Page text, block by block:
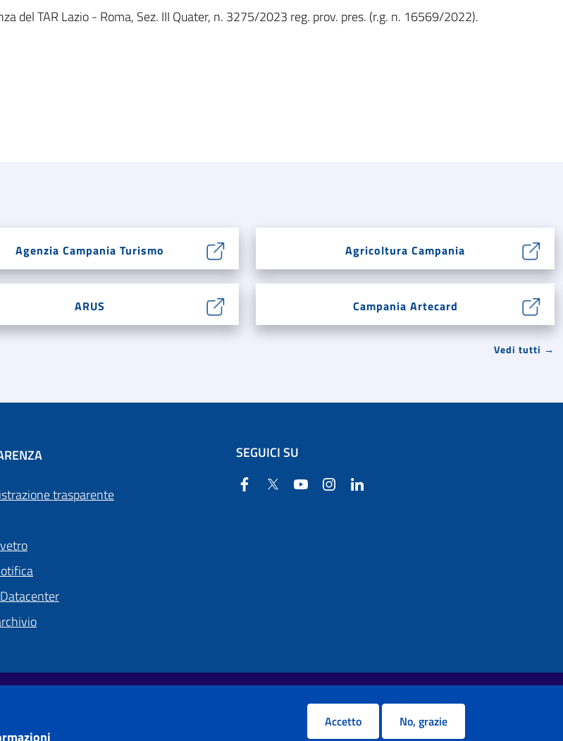
del TAR Lazio - Roma, Sez. III Quater, n. 3275/2023 reg. prov. pres. (r.g. n. 16569/2022).
Agenzia Campania Turismo Agricoltura Campania
ARUS Campania Artecard
Vedi tutti →
trasparente
SEGUICI SU
Facebook
Twitter YouTube Instagram
Accetto No, grazie